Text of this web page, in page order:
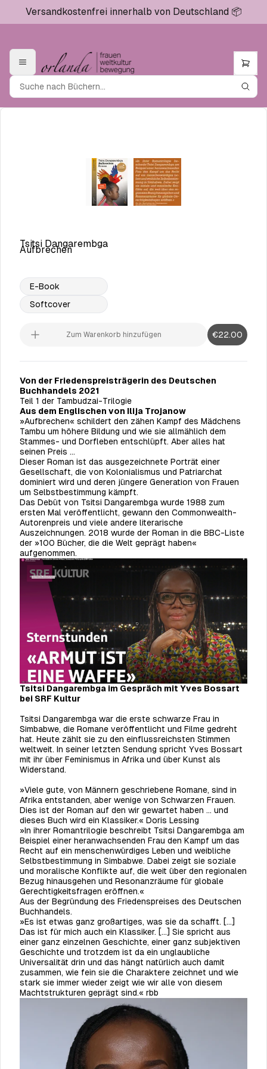
Versandkostenfrei innerhalb von Deutschland 📦
Tsitsi Dangarembga
Aufbrechen
E-Book
Softcover
Zum Warenkorb hinzufügen €22.00
Von der Friedenspreisträgerin des Deutschen
Buchhandels 2021
Teil 1 der Tambudzai-Trilogie
Aus dem Englischen von Ilija Trojanow
»Aufbrechen« schildert den zähen Kampf des Mädchens
Tambu um höhere Bildung und wie sie allmählich dem
Stammes- und Dorfleben entschlüpft. Aber alles hat
seinen Preis …
Dieser Roman ist das ausgezeichnete Porträt einer
Gesellschaft, die von Kolonialismus und Patriarchat
dominiert wird und deren jüngere Generation von Frauen
um Selbstbestimmung kämpft.
Das Debüt von Tsitsi Dangarembga wurde 1988 zum
ersten Mal veröffentlicht, gewann den Commonwealth-
Autorenpreis und viele andere literarische
Auszeichnungen. 2018 wurde der Roman in die BBC-Liste
der »100 Bücher, die die Welt geprägt haben«
aufgenommen.
Tsitsi Dangarembga im Gespräch mit Yves Bossart
bei SRF Kultur
Tsitsi Dangarembga war die erste schwarze Frau in
Simbabwe, die Romane veröffentlicht und Filme gedreht
hat. Heute zählt sie zu den einflussreichsten Stimmen
weltweit. In seiner letzten Sendung spricht Yves Bossart
mit ihr über Feminismus in Afrika und über Kunst als
Widerstand.
»Viele gute, von Männern geschriebene Romane, sind in
Afrika entstanden, aber wenige von Schwarzen Frauen.
Dies ist der Roman auf den wir gewartet haben … und
dieses Buch wird ein Klassiker.« Doris Lessing
»In ihrer Romantrilogie beschreibt Tsitsi Dangarembga am
Beispiel einer heranwachsenden Frau den Kampf um das
Recht auf ein menschenwürdiges Leben und weibliche
Selbstbestimmung in Simbabwe. Dabei zeigt sie soziale
und moralische Konflikte auf, die weit über den regionalen
Bezug hinausgehen und Resonanzräume für globale
Gerechtigkeitsfragen eröffnen.«
Aus der Begründung des Friedenspreises des Deutschen
Buchhandels.
»Es ist etwas ganz großartiges, was sie da schafft. […]
Das ist für mich auch ein Klassiker. [...] Sie spricht aus
einer ganz einzelnen Geschichte, einer ganz subjektiven
Geschichte und trotzdem ist da ein unglaubliche
Universalität drin und das hängt natürlich auch damit
zusammen, wie fein sie die Charaktere zeichnet und wie
stark sie immer wieder zeigt wie wir alle von diesem
Machtstrukturen geprägt sind.« rbb